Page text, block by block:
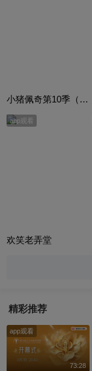
小猪佩奇第10季（Peppa Pig Season 10）（中文版） 有声音频
app观看
欢笑老弄堂
精彩推荐
app观看
73:28